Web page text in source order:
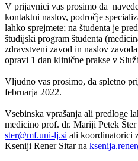
V prijavnici vas prosimo da
kontaktni naslov, področje
lahko sprejmete; na študenta je
študijski program študenta
zdravstveni zavod in naslov
opravi 1 dan klinične prakse v
Vljudno vas prosimo, da spletno
februarja 2022.
Vsebinska vprašanja ali predloge
medicino prof. dr. Mariji Petek Šter
ster@mf.uni-lj.si ali koordinatorici
Kseniji Rener Sitar na